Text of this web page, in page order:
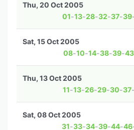
01-13-28-32-37-39
Thu, 20 Oct 2005
08-10-14-38-39-43
Sat, 15 Oct 2005
11-13-26-29-30-37-
Thu, 13 Oct 2005
31-33-34-39-44-46
Sat, 08 Oct 2005